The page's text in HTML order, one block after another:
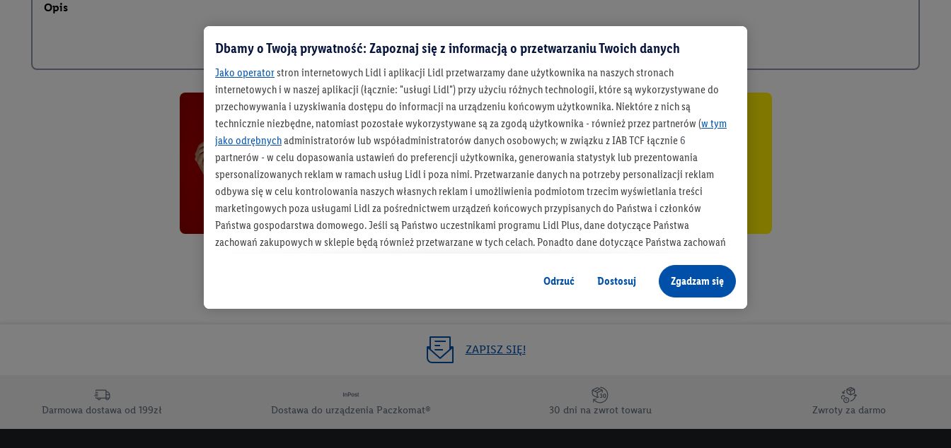
Opis
Bądź na bieżąco
Otrzymuj newsletter Lidla
Zapisz się!
ZAPISZ SIĘ!
Darmowa dostawa od 199zł Dostawa do urządzenia Paczkomat® 30 dni na zwrot towaru Zwroty za darmo
Dbamy o Twoją prywatność: Zapoznaj się z informacją o przetwarzaniu Twoich danych
Jako operatorstron internetowych Lidl i aplikacji Lidl przetwarzamy dane użytkownika na naszych stronach
internetowych i w naszej aplikacji (łącznie: "usługi Lidl") przy użyciu różnych technologii, które są wykorzystywane do
przechowywania i uzyskiwania dostępu do informacji na urządzeniu końcowym użytkownika. Niektóre z nich są
technicznie niezbędne, natomiast pozostałe wykorzystywane są za zgodą użytkownika - również przez partnerów (w tym
jako odrębnychadministratorów lub współadministratorów danych osobowych; w związku z IAB TCF łącznie 6
partnerów - w celu dopasowania ustawień do preferencji użytkownika, generowania statystyk lub prezentowania
spersonalizowanych reklam w ramach usług Lidl i poza nimi. Przetwarzanie danych na potrzeby personalizacji reklam
odbywa się w celu kontrolowania naszych własnych reklam i umożliwienia podmiotom trzecim wyświetlania treści
marketingowych poza usługami Lidl za pośrednictwem urządzeń końcowych przypisanych do Państwa i członków
Państwa gospodarstwa domowego. Jeśli są Państwo uczestnikami programu Lidl Plus, dane dotyczące Państwa
zachowań zakupowych w sklepie będą również przetwarzane w tych celach. Ponadto dane dotyczące Państwa zachowań
jako niezależny administrator danych
Tworzenie spersonalizowanych reklam opiera się na generowaniu profili, które są również wzbogacane o dane z innych
informacji z konta klienta - np. wieku lub płci - a także dokładnych danych dotyczących lokalizacji), również przez różne
urządzenia końcowe i usługi Lidl, w tym przechowywanie lub uzyskiwanie dostępu do informacji na urządzeniach
przetwarzanie odbywa się również w celu pomiaru wydajności/skuteczności reklamy, badania grup docelowych,
opracowywania ofert oraz zapewnienia bezpieczeństwa technicznego i optymalizacji wyświetlania konkretnych treści.
Odrzuć Dostosuj Zgadzam się